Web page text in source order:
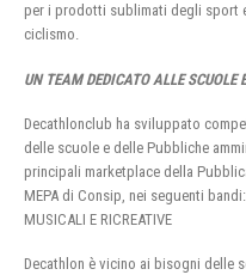
per i prodotti sublimati degli sport
ciclismo.
UN TEAM DEDICATO ALLE SCUOLE
Decathlonclub ha sviluppato
delle scuole e delle Pubbliche
principali marketplace della
MEPA di Consip, nei seguenti bandi:
MUSICALI E RICREATIVE
Decathlon è vicino ai bisogni delle